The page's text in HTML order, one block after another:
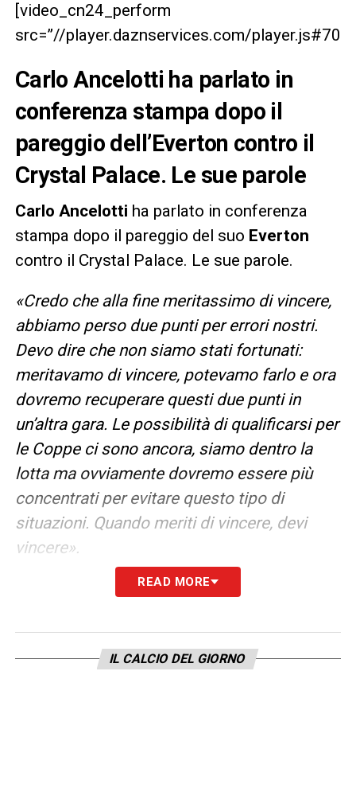
[video_cn24_perform
src=”//player.daznservices.com/
Carlo Ancelotti ha parlato in
conferenza stampa dopo il
pareggio dell’Everton contro il
Crystal Palace. Le sue parole
Carlo Ancelotti ha parlato in conferenza
stampa dopo il pareggio del suo Everton
contro il Crystal Palace. Le sue parole.
«Credo che alla fine meritassimo di vincere,
abbiamo perso due punti per errori nostri.
Devo dire che non siamo stati fortunati:
meritavamo di vincere, potevamo farlo e ora
dovremo recuperare questi due punti in
un’altra gara. Le possibilità di qualificarsi per
le Coppe ci sono ancora, siamo dentro la
lotta ma ovviamente dovremo essere più
concentrati per evitare questo tipo di
situazioni. Quando meriti di vincere, devi
vincere».
LA PLAYLIST DELLE NOSTRE TOP NEWS
READ MORE
IL CALCIO DEL GIORNO